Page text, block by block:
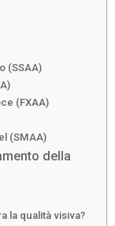
(SSAA)
(FXAA)
(SMAA)
della
la qualità visiva?